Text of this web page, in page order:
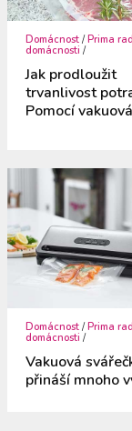
Domácnost /Prima
domácnosti /
Jak prodloužit
trvanlivost
Pomocí
Domácnost / Prima
domácnosti /
Vakuová
přináší mnoho